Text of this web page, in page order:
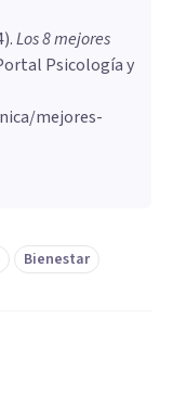
).Los 8 mejores
Psicología y
mejores-
Bienestar